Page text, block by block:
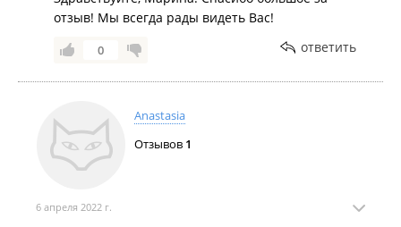
отзыв! Мы всегда рады видеть Вас!
0 ответить
Anastasia
Отзывов 1
6 апреля 2022 г.